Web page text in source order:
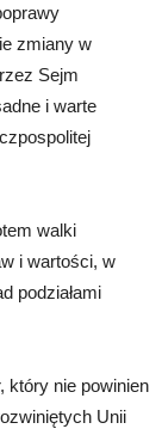
zmiany w
Sejm
i warte
walki
i wartości, w
podziałami
który nie powinien
Unii